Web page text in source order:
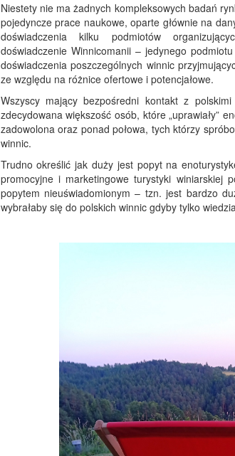
Niestety nie ma żadnych kompleksowych badań
pojedyncze prace naukowe, oparte głównie na
doświadczenia kilku podmiotów
doświadczenie Winnicomanii – jedynego
doświadczenia poszczególnych winnic
ze względu na różnice ofertowe i potencjałowe.
Wszyscy mający bezpośredni kontakt z
zdecydowana większość osób, które „uprawiały”
zadowolona oraz ponad połowa, tych którzy
winnic.
Trudno określić jak duży jest popyt na
promocyjne i marketingowe turystyki winiarskiej
popytem nieuświadomionym – tzn. jest bardzo
wybrałaby się do polskich winnic gdyby tylko